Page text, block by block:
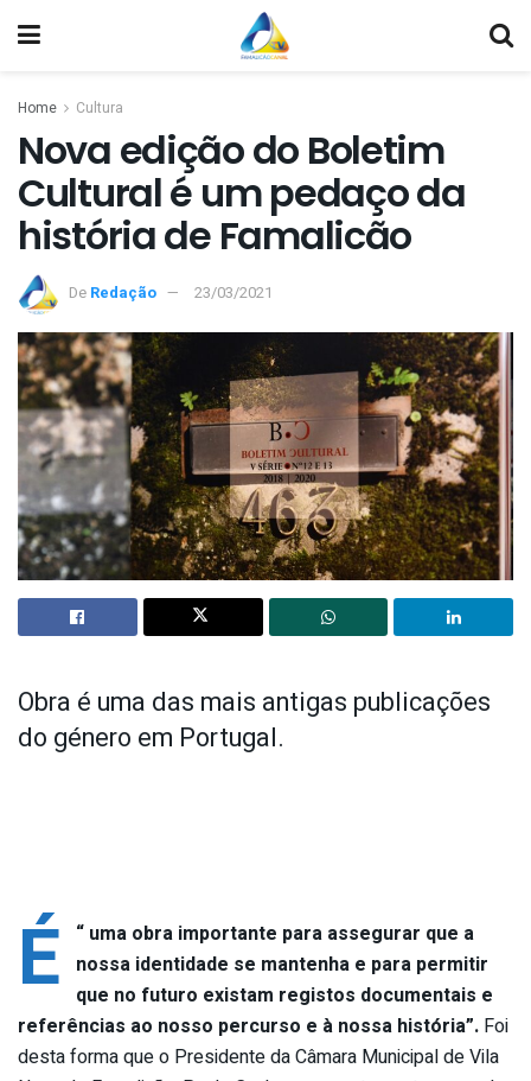
Home Cultura
Nova edição do Boletim
Cultural é um pedaço da
história de Famalicão
De Redação 23/03/2021
Obra é uma das mais antigas publicações
do género em Portugal.
“
É
uma obra importante para assegurar que a
nossa identidade se mantenha e para permitir
que no futuro existam registos documentais e
referências ao nosso percurso e à nossa história”. Foi
desta formaque o Presidente da Câmara Municipal de Vila